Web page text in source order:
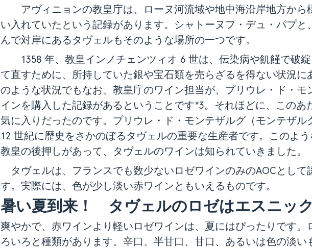
アヴィニョンの教皇庁は、ローヌ河流域や地中海沿岸地方から
い入れていたという記録があります。シャトーヌフ・デュ・パプと
んで対岸にあるタヴェルもそのような場所の一つです。
1358 年、教皇インノチェンツィオ 6 世は、伝染病や飢饉で破綻
て直すために、所持していた銀や宝石類を売らざるを得ない状況に
のような状況でもなお、教皇庁のワイン担当が、プリウレ・ド・モ
インを購入した記録があるということです*3。それほどに、このあ
気に入りだったのです。プリウレ・ド・モンテザルグ（モンテザル
12 世紀に歴史をさかのぼるタヴェルの重要な生産者です。このよ
教皇の後押しがあって、タヴェルのワインは知られていきました。
タヴェルは、フランスでも数少ないロゼワインのみのAOCとして
す。実際には、色が少し淡い赤ワインともいえるものです。
暑い夏到来！ タヴェルのロゼはエスニッ
爽やかで、赤ワインより軽いロゼワインは、夏にはぴったりです。
ろいろと種類があります。辛口、半甘口、甘口、あるいは色の淡い